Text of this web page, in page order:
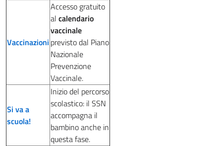
Vaccinazioni
Accesso gratuito
al calendario
vaccinale
previsto dal Piano
Nazionale
Prevenzione
Vaccinale.
Si va a
scuola!
Inizio del percorso
scolastico: il SSN
accompagna il
bambino anche in
questa fase.